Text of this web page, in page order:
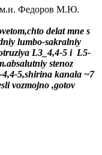
Федоров М.Ю.
delat mne s
lumbo-sakralniy
L3_4,4-5 i L5-
stenoz
5,shirina kanala ~7
vozmojno ,gotov